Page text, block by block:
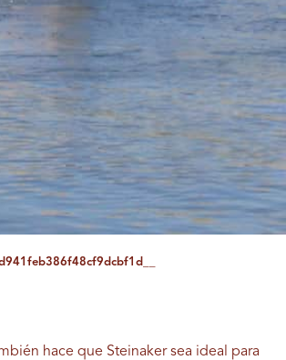
hace que Steinaker sea ideal para